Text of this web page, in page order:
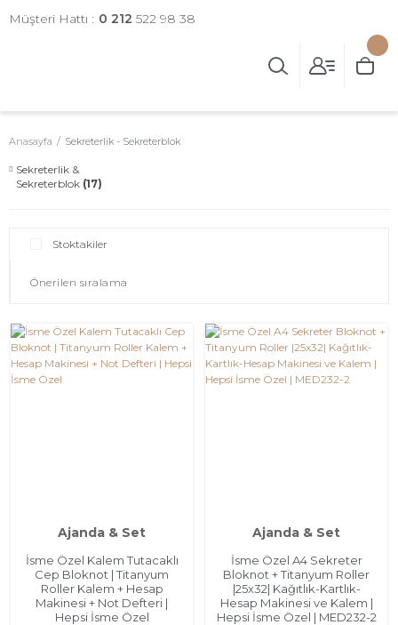
Müşteri Hattı : 0 212 522 98 38
Anasayfa Sekreterlik - Sekreterblok
Sekreterlik &
Sekreterblok (17)
Stoktakiler
Ajanda & Set
İsme Özel Kalem Tutacaklı
Cep Bloknot | Titanyum
Roller Kalem + Hesap
Makinesi + Not Defteri |
Hepsi İsme Özel
Ajanda & Set
İsme Özel A4 Sekreter
Bloknot + Titanyum Roller
|25x32| Kağıtlık-Kartlık-
Hesap Makinesi ve Kalem |
Hepsi İsme Özel | MED232-2